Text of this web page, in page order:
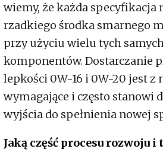
wiemy, że każda specyfikacja
rzadkiego środka smarnego
przy użyciu wielu tych
komponentów. Dostarczanie
lepkości 0W-16 i 0W-20 jest z
wymagające i często stanowi
wyjścia do spełnienia nowej
Jaką część procesu rozwoju